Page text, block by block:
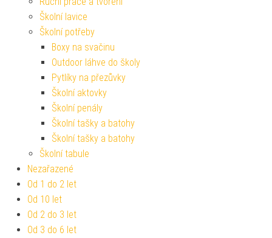
Školní lavice
Školní potřeby
Boxy na svačinu
Outdoor láhve do školy
Pytlíky na přezůvky
Školní aktovky
Školní penály
Školní tašky a batohy
Školní tašky a batohy
Školní tabule
Nezařazené
Od 1 do 2 let
Od 10 let
Od 2 do 3 let
Od 3 do 6 let